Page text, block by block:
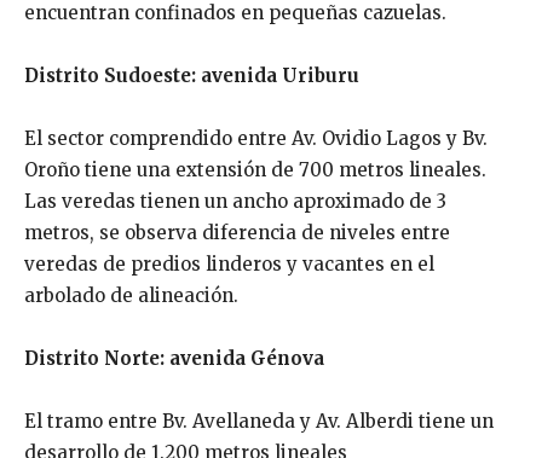
encuentran confinados en pequeñas cazuelas.
Distrito Sudoeste: avenida Uriburu
El sector comprendido entre Av. Ovidio Lagos y Bv.
Oroño tiene una extensión de 700 metros lineales.
Las veredas tienen un ancho aproximado de 3
metros, se observa diferencia de niveles entre
veredas de predios linderos y vacantes en el
arbolado de alineación.
Distrito Norte: avenida Génova
El tramo entre Bv. Avellaneda y Av. Alberdi tiene un
desarrollo de 1.200 metros lineales